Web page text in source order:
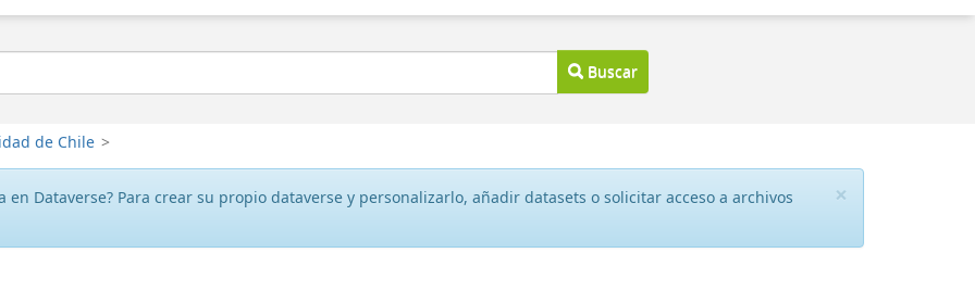
Buscar
de Chile >
×
en Dataverse? Para crear su propio dataverse y personalizarlo, añadir datasets o solicitar acceso a archivos